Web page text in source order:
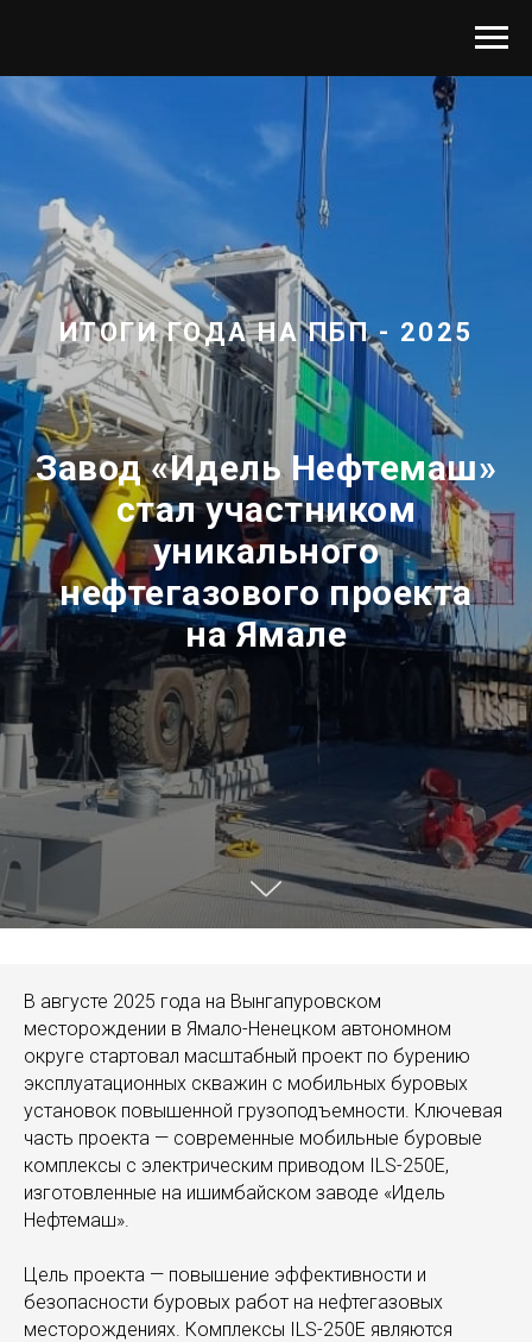
ИТОГИ ГОДА НА ПБП - 2025
Завод «Идель Нефтемаш»
стал участником
уникального
нефтегазового проекта
на Ямале
В августе 2025 года на Вынгапуровском
месторождении в Ямало-Ненецком автономном
округе стартовал масштабный проект по бурению
эксплуатационных скважин с мобильных буровых
установок повышенной грузоподъемности. Ключевая
часть проекта — современные мобильные буровые
комплексы с электрическим приводом ILS-250Е,
изготовленные на ишимбайском заводе «Идель
Нефтемаш».
Цель проекта — повышение эффективности и
безопасности буровых работ на нефтегазовых
месторождениях. Комплексы ILS-250Е являются